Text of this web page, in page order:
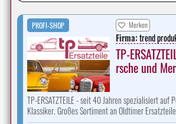
PROFI-SHOP Merken
Firma:trend
TP-
rsche und
TP-ERSATZTEILE - seit 40 Jahren spezialisiert auf
Klassiker. Großes Sortiment an Oldtimer